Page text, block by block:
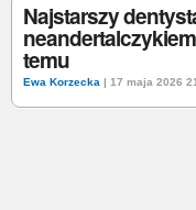
Najstarszy
temu
Ewa Korzecka | 17 maja 2026